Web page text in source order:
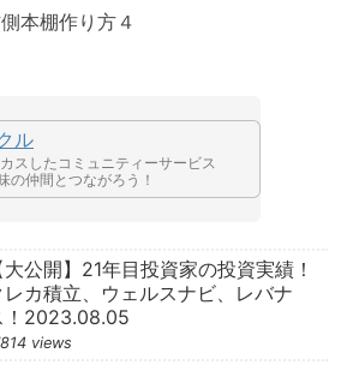
本棚作り方４
ル
スしたコミュニティーサービス
の仲間とつながろう！
大公開】21年目投資家の投資実績！
レカ積立、ウェルスナビ、レバナ
！2023.08.05
views